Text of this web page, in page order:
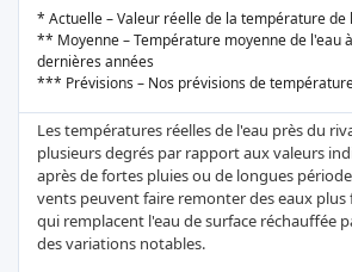
* Actuelle – Valeur réelle de la température de
** Moyenne – Température moyenne de l'eau
dernières années
*** Prévisions – Nos prévisions de
Les températures réelles de l'eau près du
plusieurs degrés par rapport aux valeurs
après de fortes pluies ou de longues
vents peuvent faire remonter des eaux
qui remplacent l'eau de surface réchauffée
des variations notables.